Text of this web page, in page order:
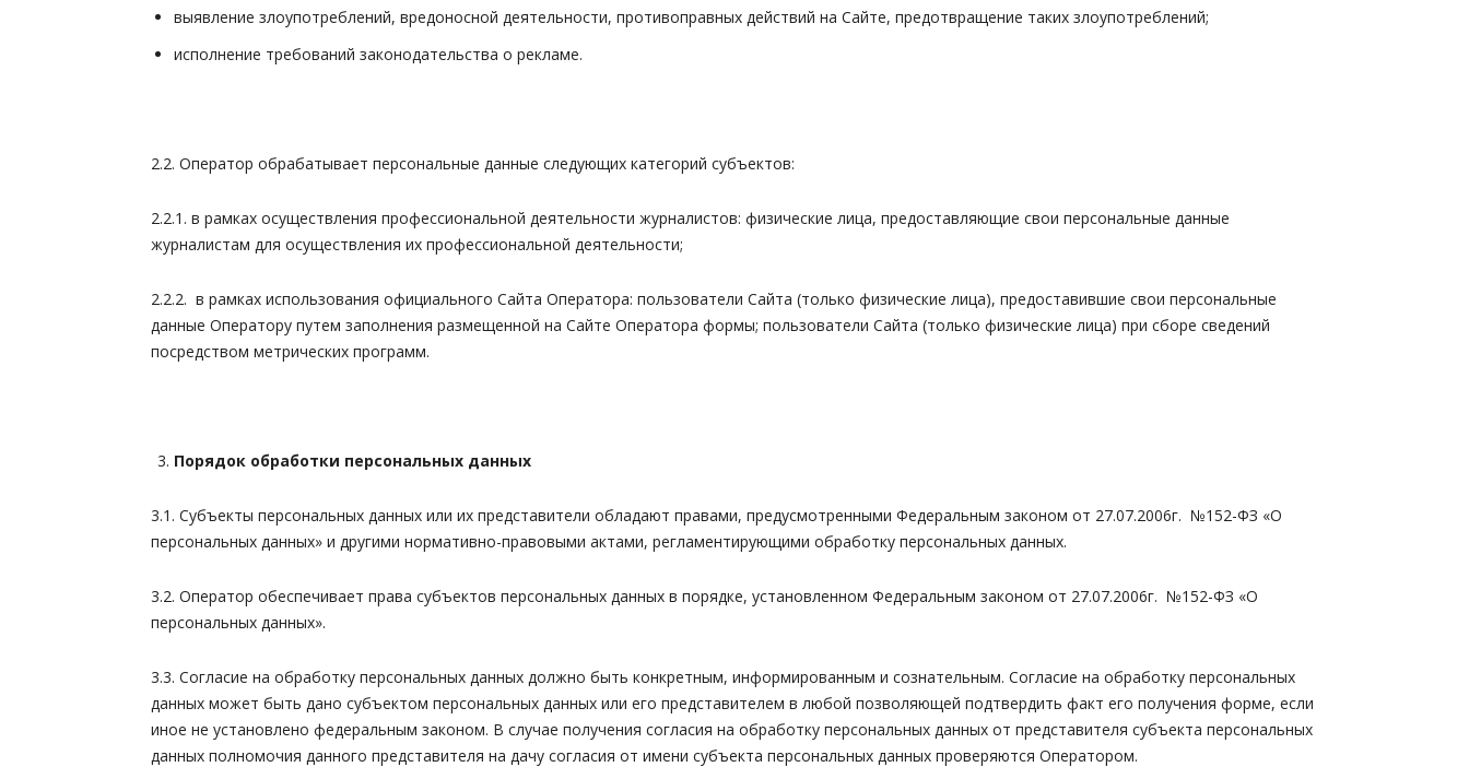
выявление злоупотреблений, вредоносной деятельности, противоправных действий на Сайте, предотвращение таких злоупотреблений;
исполнение требований законодательства о рекламе.
2.2. Оператор обрабатывает персональные данные следующих категорий субъектов:
2.2.1. в рамках осуществления профессиональной деятельности журналистов: физические лица, предоставляющие свои персональные данные
журналистам для осуществления их профессиональной деятельности;
2.2.2. в рамках использования официального Сайта Оператора: пользователи Сайта (только физические лица), предоставившие свои персональные
данные Оператору путем заполнения размещенной на Сайте Оператора формы; пользователи Сайта (только физические лица) при сборе сведений
посредством метрических программ.
Порядок обработки персональных данных
3.1. Субъекты персональных данных или их представители обладают правами, предусмотренными Федеральным законом от 27.07.2006г. №152-ФЗ «О
персональных данных» и другими нормативно-правовыми актами, регламентирующими обработку персональных данных.
3.2. Оператор обеспечивает права субъектов персональных данных в порядке, установленном Федеральным законом от 27.07.2006г. №152-ФЗ «О
персональных данных».
3.3. Согласие на обработку персональных данных должно быть конкретным, информированным и сознательным. Согласие на обработку персональных
данных может быть дано субъектом персональных данных или его представителем в любой позволяющей подтвердить факт его получения форме, если
иное не установлено федеральным законом. В случае получения согласия на обработку персональных данных от представителя субъекта персональных
данных полномочия данного представителя на дачу согласия от имени субъекта персональных данных проверяются Оператором.